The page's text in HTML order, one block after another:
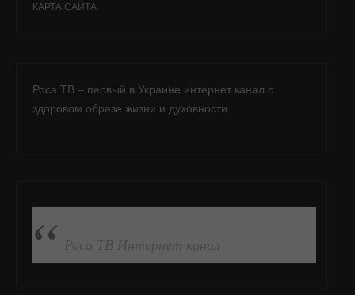
КАРТА САЙТА
Роса ТВ – первый в Украине интернет канал о
здоровом образе жизни и духовности
ПОДПИСАТЬСЯ НА FB
Роса ТВ Интернет канал